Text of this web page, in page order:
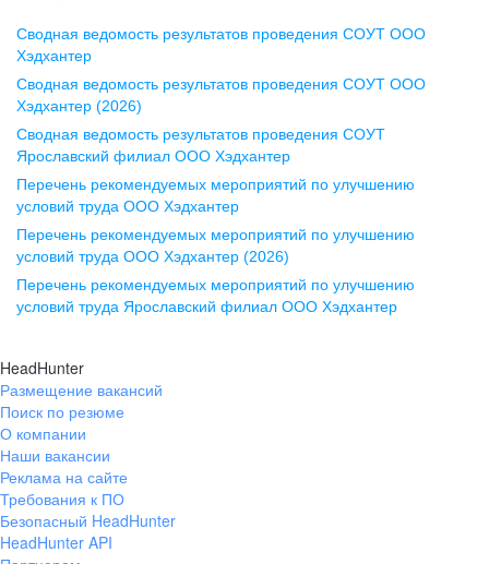
Воронеж
ул. Комиссаржевской, д. 10,
офис 1212
+7 473 280-05-05
pr@vrn.hh.ru
ул. Спартаковская, д. 2А, этаж 3,
помещение 15
+7 843 212-12-50
Екатеринбург
ул. Боевых Дружин, стр. 20,
+7 343 226-79-99
pr@ural.hh.ru
Сводная ведомость результатов проведения СОУТ ООО
Хэдхантер
Сводная ведомость результатов проведения СОУТ ООО
Хэдхантер (2026)
Сводная ведомость результатов проведения СОУТ
Ярославский филиал ООО Хэдхантер
Перечень рекомендуемых мероприятий по улучшению
условий труда ООО Хэдхантер
Перечень рекомендуемых мероприятий по улучшению
условий труда ООО Хэдхантер (2026)
Перечень рекомендуемых мероприятий по улучшению
условий труда Ярославский филиал ООО Хэдхантер
HeadHunter
Размещение вакансий
Поиск по резюме
О компании
Наши вакансии
Реклама на сайте
Требования к ПО
Безопасный HeadHunter
HeadHunter API